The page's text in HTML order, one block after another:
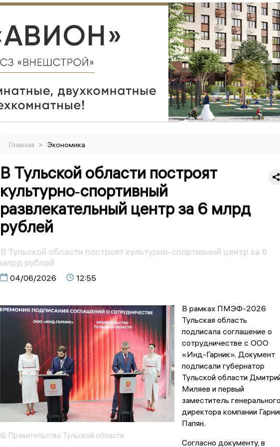
Главная > Экономика
В Тульской области построят
культурно‑спортивный
развлекательный центр за 6 млрд
рублей
В Тульской области построят культурно-спортивный центр за 6
млрд рублей
04/06/2026 12:55
© Правительство Тульской области
В рамках ПМЭФ-2026
Тульская область
подписала соглашение о
сотрудничестве с ООО
«Инд-Гарник». Документ
подписали губернатор
Тульской области
Миляев и первый
заместитель генерального
директора компании
Папян.
Согласно документу, в